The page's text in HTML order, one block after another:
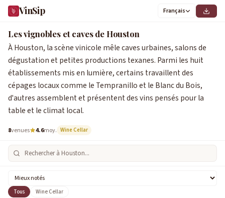
VinSip Français
Les vignobles et caves de Houston
À Houston, la scène vinicole mêle caves urbaines, salons de
dégustation et petites productions texanes. Parmi les huit
établissements mis en lumière, certains travaillent des
cépages locaux comme le Tempranillo et le Blanc du Bois,
d'autres assemblent et présentent des vins pensés pour la
table et le climat local.
8venues 4.6moy. Wine Cellar
Tous Wine Cellar